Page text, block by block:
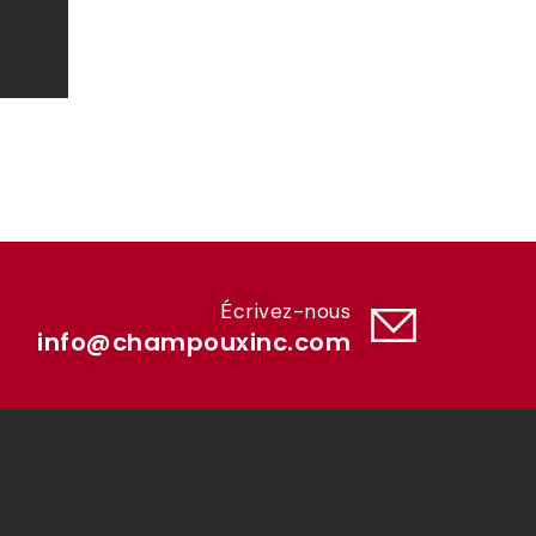
Écrivez-nous
info@champouxinc.com